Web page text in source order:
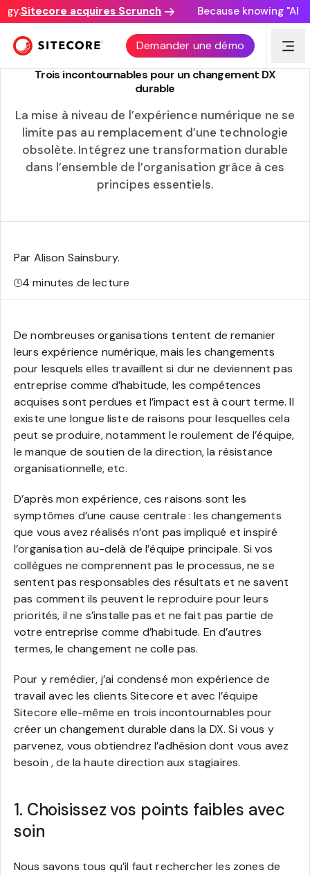
Sitecore acquires Scrunch Because knowing "AI
Demander une démo
AVOIR UN IMPACT
Trois incontournables pour un changement DX
durable
La mise à niveau de l’expérience numérique ne se
limite pas au remplacement d’une technologie
obsolète. Intégrez une transformation durable
dans l’ensemble de l’organisation grâce à ces
principes essentiels.
Par Alison Sainsbury.
4minutes de lecture
De nombreuses organisations tentent de remanier
leurs expérience numérique, mais les changements
pour lesquels elles travaillent si dur ne deviennent pas
entreprise comme d’habitude, les compétences
acquises sont perdues et l’impact est à court terme. Il
existe une longue liste de raisons pour lesquelles cela
peut se produire, notamment le roulement de l’équipe,
le manque de soutien de la direction, la résistance
organisationnelle, etc.
D’après mon expérience, ces raisons sont les
symptômes d’une cause centrale : les changements
que vous avez réalisés n’ont pas impliqué et inspiré
l’organisation au-delà de l’équipe principale. Si vos
collègues ne comprennent pas le processus, ne se
sentent pas responsables des résultats et ne savent
pas comment ils peuvent le reproduire pour leurs
priorités, il ne s’installe pas et ne fait pas partie de
votre entreprise comme d’habitude. En d’autres
termes, le changement ne colle pas.
Pour y remédier, j’ai condensé mon expérience de
travail avec les clients Sitecore et avec l’équipe
Sitecore elle-même en trois incontournables pour
créer un changement durable dans la DX. Si vous y
parvenez, vous obtiendrez l’adhésion dont vous avez
besoin , de la haute direction aux stagiaires.
1. Choisissez vos points faibles avec
soin
Nous savons tous qu’il faut rechercher les zones de